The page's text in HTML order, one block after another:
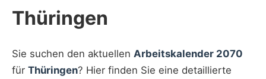
Thüringen
Sie suchen den aktuellen Arbeitskalender 2070
für Thüringen? Hier finden Sie eine detaillierte